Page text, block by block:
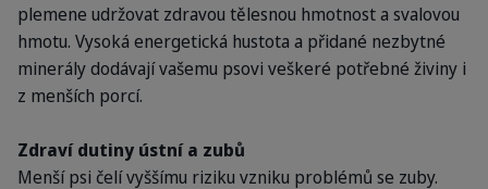
plemene udržovat zdravou tělesnou hmotnost a svalovou
hmotu. Vysoká energetická hustota a přidané nezbytné
minerály dodávají vašemu psovi veškeré potřebné živiny i
z menších porcí.
Zdraví dutiny ústní a zubů
Menší psi čelí vyššímu riziku vzniku problémů se zuby.